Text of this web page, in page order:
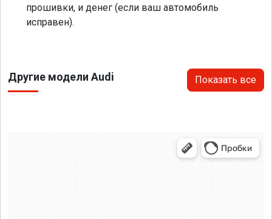
прошивки, и денег (если ваш автомобиль
исправен).
Другие модели Audi Показать все